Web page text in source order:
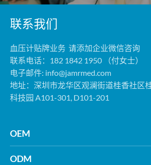
联系我们
血压计贴牌业务 请添加企业微信咨询
联系电话：182 1842 1950 （付女士）
电子邮件: info@jamrmed.com
地址：深圳市龙华区观澜街道桂香社区
科技园 A101-301, D101-201
OEM
ODM